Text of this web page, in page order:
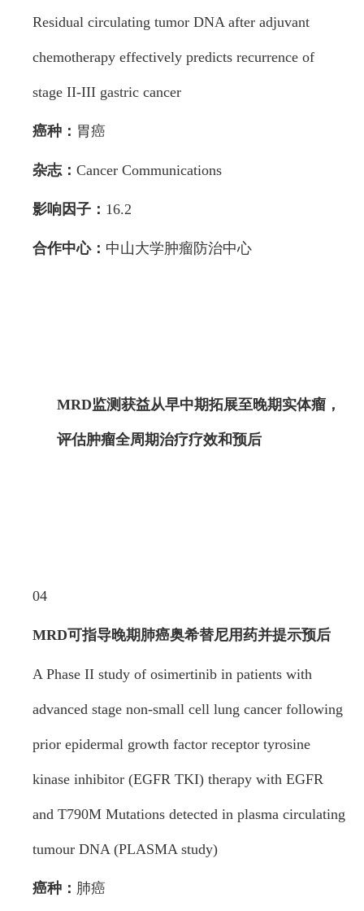
Residual circulating tumor DNA after adjuvant
chemotherapy effectively predicts recurrence of
stage II-III gastric cancer
癌种： 胃癌
杂志： Cancer Communications
影响因子： 16.2
合作中心： 中山大学肿瘤防治中心
MRD监测获益从早中期拓展至晚期实体瘤，
评估肿瘤全周期治疗疗效和预后
04
MRD可指导晚期肺癌奥希替尼用药并提示预后
A Phase II study of osimertinib in patients with
advanced stage non-small cell lung cancer following
prior epidermal growth factor receptor tyrosine
kinase inhibitor (EGFR TKI) therapy with EGFR
and T790M Mutations detected in plasma circulating
tumour DNA (PLASMA study)
癌种： 肺癌